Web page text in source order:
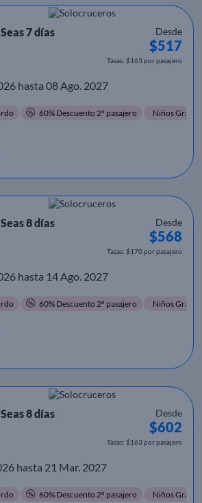
7 días
Desde
$517
Tasas: $163 por pasajero
hasta 08 Ago. 2027
60% Descuento 2º pasajero Niños Gratis
8 días
Desde
$568
Tasas: $170 por pasajero
hasta 14 Ago. 2027
60% Descuento 2º pasajero Niños Gratis
8 días
Desde
$602
Tasas: $163 por pasajero
hasta 21 Mar. 2027
60% Descuento 2º pasajero Niños Gratis